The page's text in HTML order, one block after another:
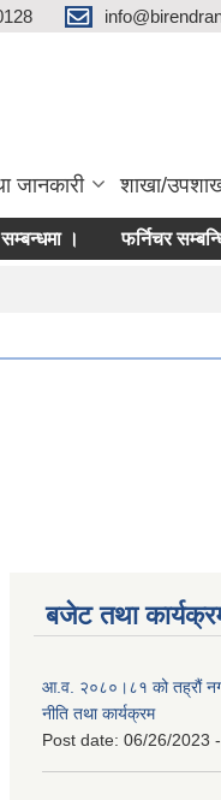
जानकारी शाखा/
। फर्निचर सम्बन्धित
बजेट तथा
आ.व. २०८०।८१ को तह्रौं
नीति तथा कार्यक्रम
Post date: 06/26/2023